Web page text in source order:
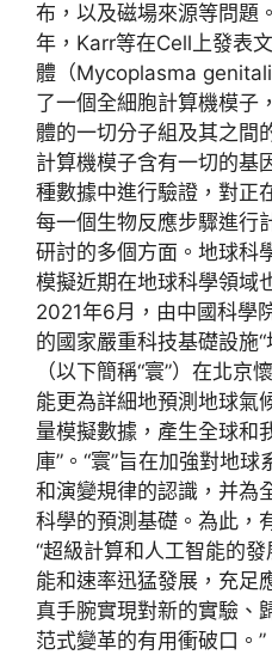
布，以及磁場來源等問題
年，Karr等在Cell上發表
體（Mycoplasma
了一個全細胞計算機模子
體的一切分子組及其之間
計算機模子含有一切的基
種數據中進行驗證，對正
每一個生物反應步驟進行
研討的多個方面。地球科
模擬近期在地球科學領域
2021年6月，由中國科學
的國家嚴重科技基礎設施
（以下簡稱“寰”）在北京
能更為詳細地預測地球氣
量模擬數據，產生全球和
庫”。“寰”旨在加強對地
和演變規律的認識，并為
科學的預測基礎。為此，
“超級計算和人工智能的
能和速率迅猛發展，充足
真手腕實現對新的實驗、
范式變革的有用衝破口。”